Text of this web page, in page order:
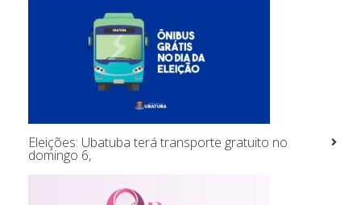
Eleições: Ubatuba terá transporte gratuito no
domingo 6,